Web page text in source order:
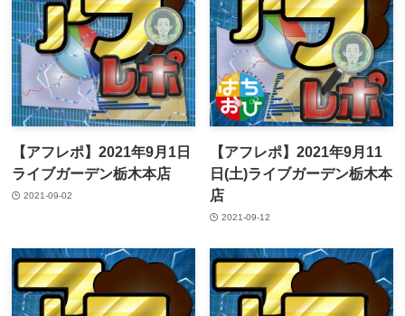
【アフレポ】2021年9月1日
ライブガーデン栃木本店
2021-09-02
【アフレポ】2021年9月11
日(土)ライブガーデン栃木本
店
2021-09-12